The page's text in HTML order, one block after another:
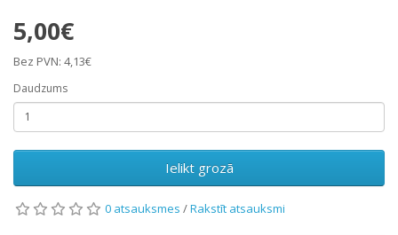
5,00€
Bez PVN: 4,13€
Daudzums
Ielikt grozā
0 atsauksmes /Rakstīt atsauksmi